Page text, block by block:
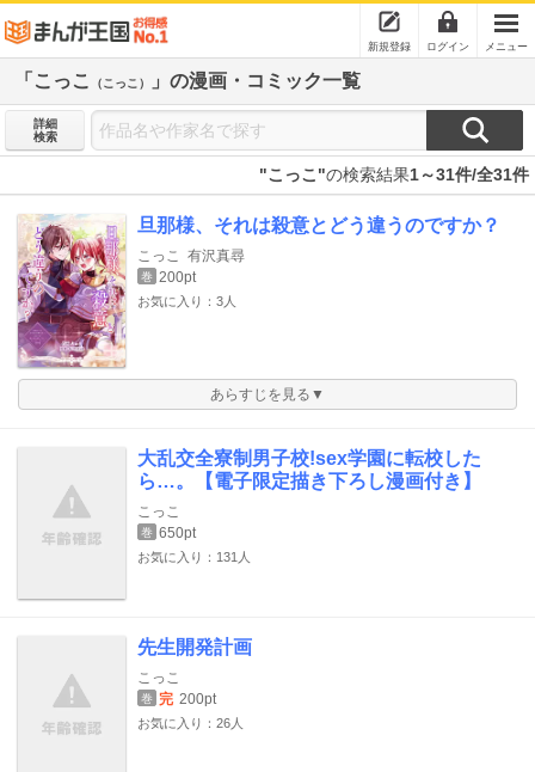
新規登録 ログイン メニュー
「こっこ （こっこ） 」の漫画・コミック一覧
詳細
検索
"こっこ"の検索結果1～31件/全31件
旦那様、それは殺意とどう違うのですか？
こっこ 有沢真尋
巻 200pt
お気に入り：3人
あらすじを見る▼
大乱交全寮制男子校!sex学園に転校した
ら…。【電子限定描き下ろし漫画付き】
こっこ
巻 650pt
お気に入り：131人
先生開発計画
こっこ
巻 完 200pt
お気に入り：26人